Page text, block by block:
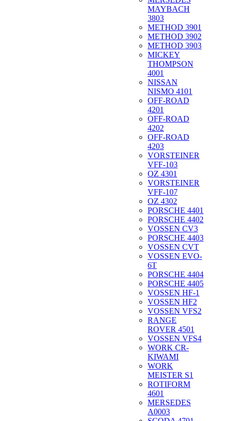
MAYBACH
3803
METHOD 3901
METHOD 3902
METHOD 3903
MICKEY
THOMPSON
4001
NISSAN
NISMO 4101
OFF-ROAD
4201
OFF-ROAD
4202
OFF-ROAD
4203
VORSTEINER
VFF-103
OZ 4301
VORSTEINER
VFF-107
OZ 4302
PORSCHE 4401
PORSCHE 4402
VOSSEN CV3
PORSCHE 4403
VOSSEN CVT
VOSSEN EVO-
6T
PORSCHE 4404
PORSCHE 4405
VOSSEN HF-1
VOSSEN HF2
VOSSEN VFS2
RANGE
ROVER 4501
VOSSEN VFS4
WORK CR-
KIWAMI
WORK
MEISTER S1
ROTIFORM
4601
MERSEDES
A0003